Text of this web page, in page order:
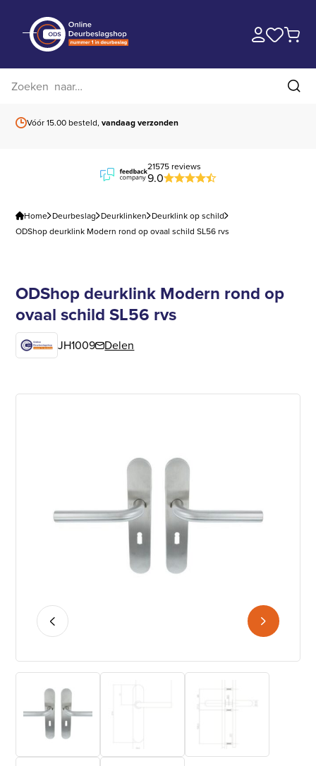
Vóór 15.00 besteld,vandaag verzonden
21575 reviews
9.0
Home Deurbeslag Deurklinken Deurklink op schild
ODShop deurklink Modern rond op ovaal schild SL56 rvs
ODShop deurklink Modern rond op
ovaal schild SL56 rvs
JH1009 Delen